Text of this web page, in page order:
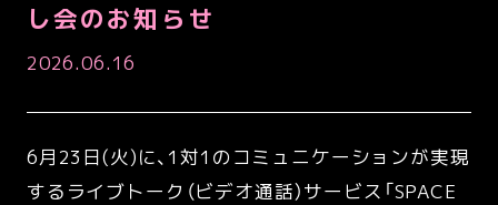
し会のお知らせ
2026.06.16
6月23日(火)に、1対1のコミュニケーションが実現
するライブトーク（ビデオ通話）サービス「SPACE